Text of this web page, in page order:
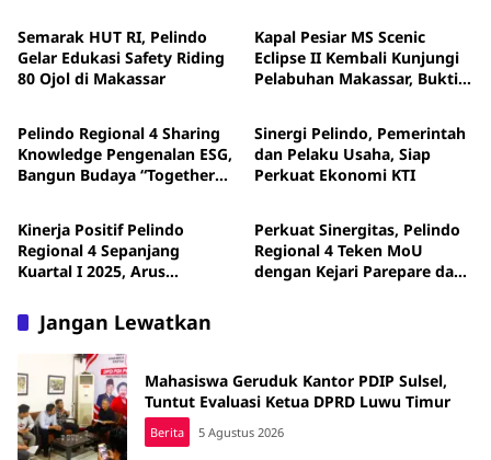
Semarak HUT RI, Pelindo
Gelar Edukasi Safety Riding
80 Ojol di Makassar
Kapal Pesiar MS Scenic
Eclipse II Kembali Kunjungi
Pelabuhan Makassar, Bukti
Berita
Pelindo Regional 4 Sharing
Knowledge Pengenalan ESG,
Bangun Budaya “Together
Berita
Sinergi Pelindo, Pemerintah
dan Pelaku Usaha, Siap
Perkuat Ekonomi KTI
Berita
Kinerja Positif Pelindo
Regional 4 Sepanjang
Kuartal I 2025, Arus
Meningkat
Berita
Perkuat Sinergitas, Pelindo
Regional 4 Teken MoU
dengan Kejari Parepare dan
Jangan Lewatkan
Mahasiswa Geruduk Kantor PDIP Sulsel,
Tuntut Evaluasi Ketua DPRD Luwu Timur
Berita 5 Agustus 2026